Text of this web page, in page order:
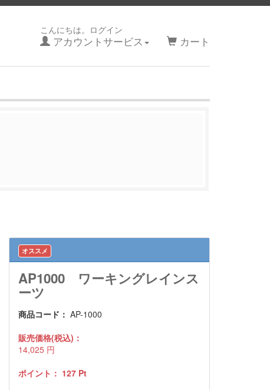
こんにちは。ログイン
アカウントサービス カート
オススメ
AP1000 ワーキングレインス
ーツ
商品コード： AP-1000
販売価格(税込)：
14,025 円
ポイント： 127Pt